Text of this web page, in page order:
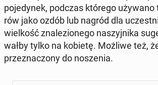
po­je­dy­nek, podczas którego
rów jako ozdób lub nagród dla
wiel­kość zna­le­zio­ne­go na­szyj­ni­ka
wał­by tylko na kobietę. Możliwe też,
prze­zna­czo­ny do no­sze­nia.